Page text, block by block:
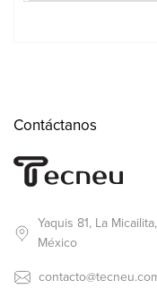
Contáctanos
Yaquis 81, La
México